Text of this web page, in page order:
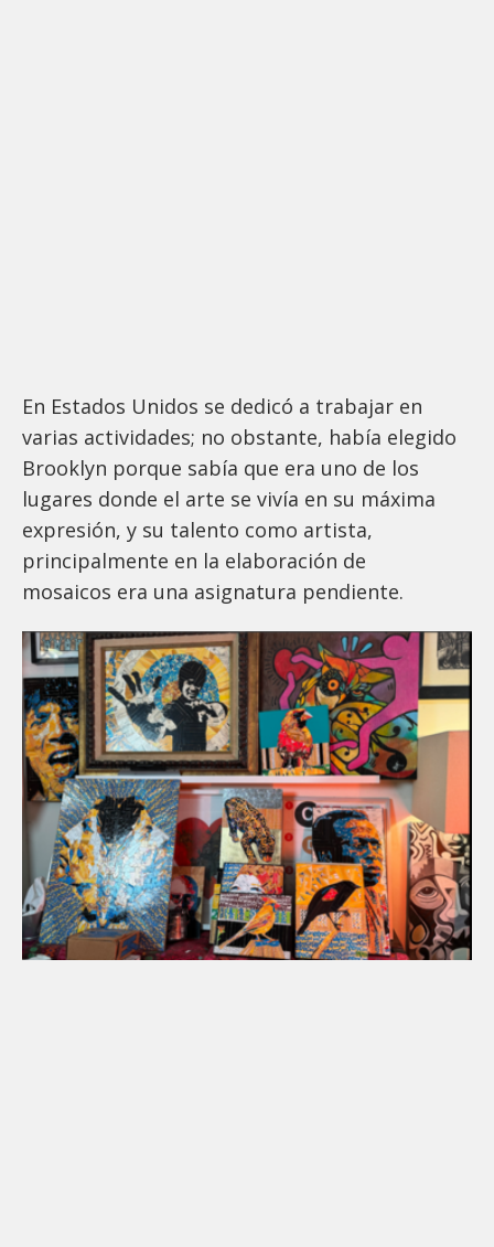
En Estados Unidos se dedicó a trabajar en
varias actividades; no obstante, había elegido
Brooklyn porque sabía que era uno de los
lugares donde el arte se vivía en su máxima
expresión, y su talento como artista,
principalmente en la elaboración de
mosaicos era una asignatura pendiente.